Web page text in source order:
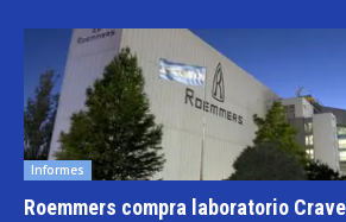
Informes
Roemmers compra laboratorio